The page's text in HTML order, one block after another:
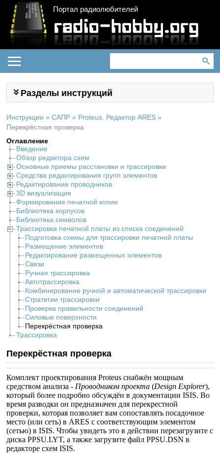
Портал радиолюбителей
Разделы инструкций
Инструкции » САПР » Proteus. Редактор ARES »
Перекрёстная проверка
Оглавление
Введение
Обзор редактора схем
Основные приемы расстановки и трассировки
Средства редактирования групп элементов
Редактирование проводников
3D визуализация
Формирование печатной копии
Библиотека корпусов
Библиотека символов
Трассировка печатной платы из списка соединений
Подготовка схемы для трассировки печатной платы
Размещение элементов
Редактирование размещенных элементов
Связи
Ручная трассировка
Автотрассировка
Комбинирование ручной и автоматической трассировки
Стратегии трассировки
Проверка правильности соединений
Силовые поверхности
Перекрёстная проверка
Трассировка
Перекрёстная проверка
Комплект проектирования Proteus снабжён мощным
средством анализа - Проводником проекта (Design Explorer),
который более подробно обсуждён в документации ISIS. Во
время разводки он предназначен для перекрестной
проверки, которая позволяет вам сопоставлять посадочное
место (или сеть) в ARES с соответствующим элементом
(сетью) в ISIS. Чтобы увидеть это в действии перезагрузите с
диска PPSU.LYT, а также загрузите файл PPSU.DSN в
редакторе схем ISIS.